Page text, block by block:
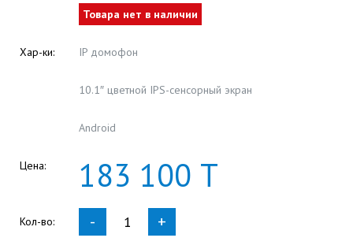
Товара нет в наличии
Хар-ки: IP домофон
10.1″ цветной IPS-сенсорный экран
Android
Цена: 183 100 Т
Кол-во: - +